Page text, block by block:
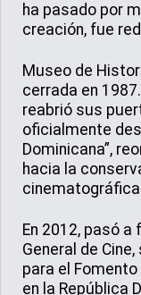
ha pasado por
creación, fue
Museo de
cerrada en
reabrió sus
oficialmente
Dominicana”,
hacia la
En 2012, pasó
General de
para el
en la República